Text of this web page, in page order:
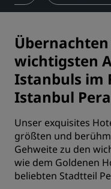
wichtigsten
Istanbuls im
Istanbul Pera
Unser exquisites
größten und
Gehweite zu den
wie dem Goldenen
beliebten Stadtteil